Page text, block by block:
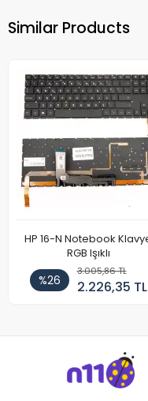
Similar Products
HP 16-N Notebook
RGB Işıklı
%26
3.005,86 TL
2.226,35 TL